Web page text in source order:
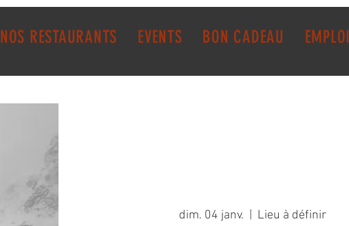
NOS RESTAURANTS EVENTS BON CADEAU EMPLOI
dim. 04 janv. Lieu à définir